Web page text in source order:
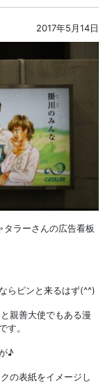
2017年5月14日
ラーさんの広告看板
らピンと来るはず(^^)
親善大使でもある漫
す。
♪
の表紙をイメージし